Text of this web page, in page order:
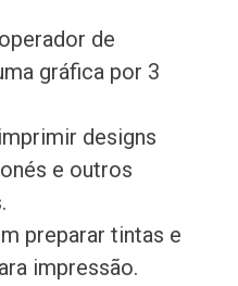
de
gráfica por 3
designs
e outros
preparar tintas e
impressão.